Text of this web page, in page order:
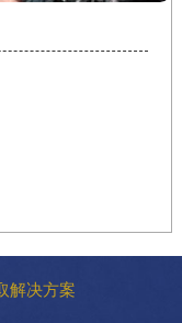
解决方案